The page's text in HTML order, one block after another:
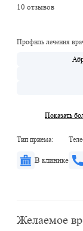
10 отзывов
Профиль лечения
Показать
Тип приема:
В клинике
Желаемое